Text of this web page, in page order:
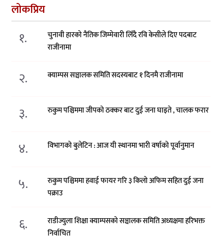
लोकप्रिय
१.
चुनावी हारको नैतिक जिम्मेवारी लिँदै रवि केसीले दिए पदबाट
राजीनामा
२. क्याम्पस सञ्चालक समिति सदस्यबाट १ दिनमै राजीनामा
३. रुकुम पश्चिममा जीपको ठक्कर बाट दुई जना घाइते , चालक फरार
४. विभागको बुलेटिन : आज यी स्थानमा भारी वर्षाको पूर्वानुमान
५.
रुकुम पश्चिममा हवाई फायर गरि ३ किलो अफिम सहित दुई जना
पक्राउ
६.
राडीज्युला शिक्षा क्याम्पसको सञ्चालक समिति अध्यक्षमा हरिभक्त
निर्वाचित